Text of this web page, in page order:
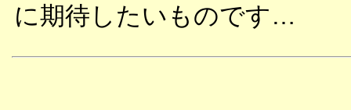
に期待したいものです…